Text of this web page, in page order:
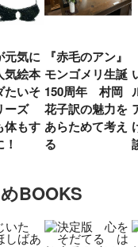
元気に
気絵本
たいそ
ーズ
体もす
『赤毛のアン』
モンゴメリ生誕
150周年 村岡
花子訳の魅力を
あらためて考え
る
BOOKS